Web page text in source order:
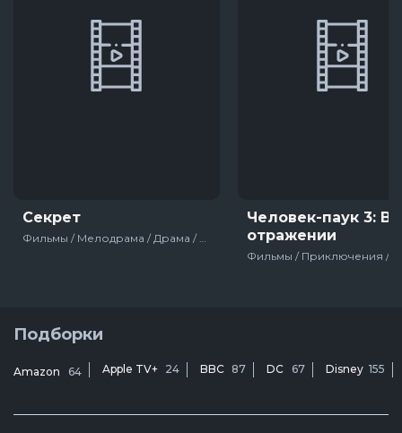
Секрет
Человек-паук 3:
отражении
Подборки
Amazon 64 Apple TV+ 24 BBC 87 DC 67 Disney 155